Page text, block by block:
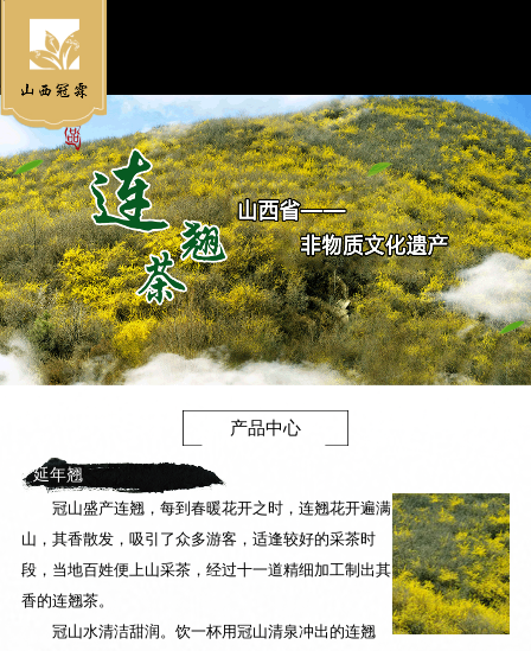
菜单
产品中心
延年翘
冠山盛产连翘，每到春暖花开之时，连翘花开遍满
山，其香散发，吸引了众多游客，适逢较好的采茶时
段，当地百姓便上山采茶，经过十一道精细加工制出其
香的连翘茶。
冠山水清洁甜润。饮一杯用冠山清泉冲出的连翘